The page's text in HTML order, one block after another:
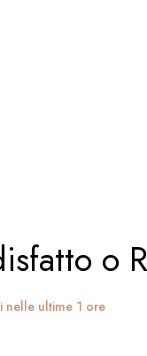
o
nelle ultime 1 ore